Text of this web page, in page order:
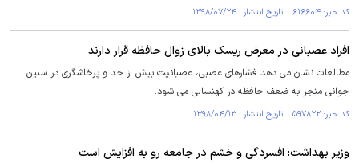
کد خبر: ۶۱۶۶۰۴ تاریخ انتشار : ۱۳۹۸/۰۷/۲۴
افراد عصبانی در معرض ریسک بالای زوال حافظه قرار دارند
مطالعات نشان می دهد فشارهای عصبی، عصبانیت بیش از حد و پرخاشگری در سنین
جوانی منجر به ضعف حافظه در کهنسالی می شود.
کد خبر: ۵۹۷۸۲۲ تاریخ انتشار : ۱۳۹۸/۰۴/۱۳
وزیر بهداشت: افسردگی و خشم در جامعه رو به افزایش است